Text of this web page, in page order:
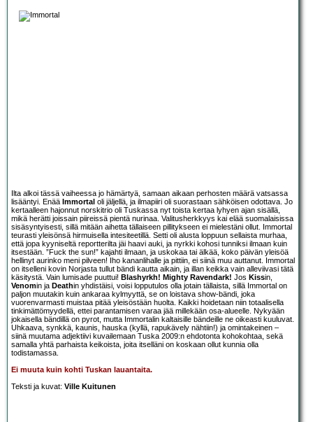
Ilta alkoi tässä vaiheessa jo hämärtyä, samaan aikaan perhosten määrä vatsassa
lisääntyi. Enää Immortal oli jäljellä, ja ilmapiiri oli suorastaan sähköisen odottava. Jo
kertaalleen hajonnut norskitrio oli Tuskassa nyt toista kertaa lyhyen ajan sisällä,
mikä herätti joissain piireissä pientä nurinaa. Valitusherkkyys kai elää suomalaisissa
sisäsyntyisesti, sillä mitään aihetta tällaiseen pillitykseen ei mielestäni ollut. Immortal
teurasti yleisönsä hirmuisella intesiteetillä. Setti oli alusta loppuun sellaista murhaa,
että jopa kyyniseltä reportterilta jäi haavi auki, ja nyrkki kohosi tunniksi ilmaan kuin
itsestään. ”Fuck the sun!” kajahti ilmaan, ja uskokaa tai älkää, koko päivän yleisöä
hellinyt aurinko meni pilveen! Iho kananlihalle ja pittiin, ei siinä muu auttanut. Immortal
on itselleni kovin Norjasta tullut bändi kautta aikain, ja illan keikka vain alleviivasi tätä
käsitystä. Vain lumisade puuttui! Blashyrkh! Mighty Ravendark! Jos Kissin,
Venomin ja Deathin yhdistäisi, voisi lopputulos olla jotain tällaista, sillä Immortal on
paljon muutakin kuin ankaraa kylmyyttä, se on loistava show-bändi, joka
vuorenvarmasti muistaa pitää yleisöstään huolta. Kaikki hoidetaan niin totaalisella
tinkimättömyydellä, ettei parantamisen varaa jää millekään osa-alueelle. Nykyään
jokaisella bändillä on pyrot, mutta Immortalin kaltaisille bändeille ne oikeasti kuuluvat.
Uhkaava, synkkä, kaunis, hauska (kyllä, rapukävely nähtiin!) ja omintakeinen –
siinä muutama adjektiivi kuvailemaan Tuska 2009:n ehdotonta kohokohtaa, sekä
samalla yhtä parhaista keikoista, joita itselläni on koskaan ollut kunnia olla
todistamassa.
Ei muuta kuin kohti Tuskan lauantaita.
Teksti ja kuvat: Ville Kuitunen